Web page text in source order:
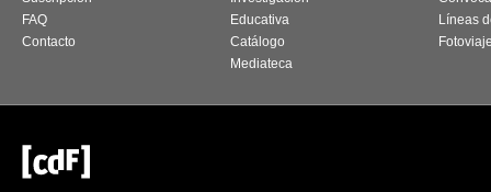
FAQ
Contacto
Educativa
Catálogo
Mediateca
Líneas